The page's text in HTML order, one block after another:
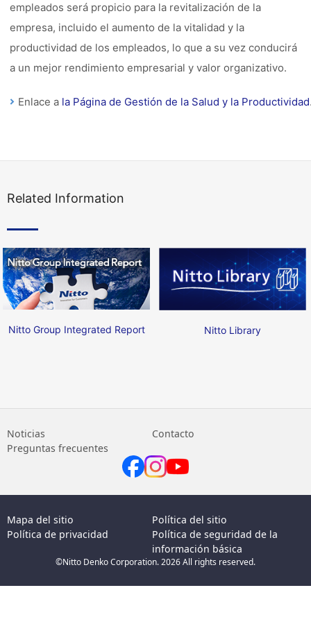
empleados será propicio para la revitalización de la
empresa, incluido el aumento de la vitalidad y la
productividad de los empleados, lo que a su vez conducirá
a un mejor rendimiento empresarial y valor organizativo.
Enlace a la Página de Gestión de la Salud y la Productividad
Related Information
Nitto Group Integrated Report Nitto Library
Noticias
Contacto
Preguntas frecuentes
Mapa del sitio
Política del sitio
Política de privacidad
Política de seguridad de la
información básica
©Nitto Denko Corporation. 2026 All rights reserved.